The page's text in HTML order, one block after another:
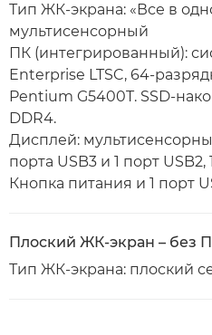
Тип ЖК-экрана: «Все в
мультисенсорный
ПК (интегрированный):
Enterprise LTSC, 64-
Pentium G5400T. SSD-
DDR4.
Дисплей:
порта USB3 и 1 порт USB2,
Кнопка питания и 1 порт
Плоский ЖК-экран – без
Тип ЖК-экрана: плоский